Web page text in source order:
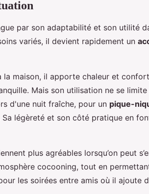
par son adaptabilité et son utilité
variés, il devient rapidement un
la maison, il apporte chaleur et
Mais son utilisation ne se limite
d'une nuit fraîche, pour un pique-
légèreté et son côté pratique en
plus agréables lorsqu’on peut
cocooning, tout en
les soirées entre amis où il ajoute